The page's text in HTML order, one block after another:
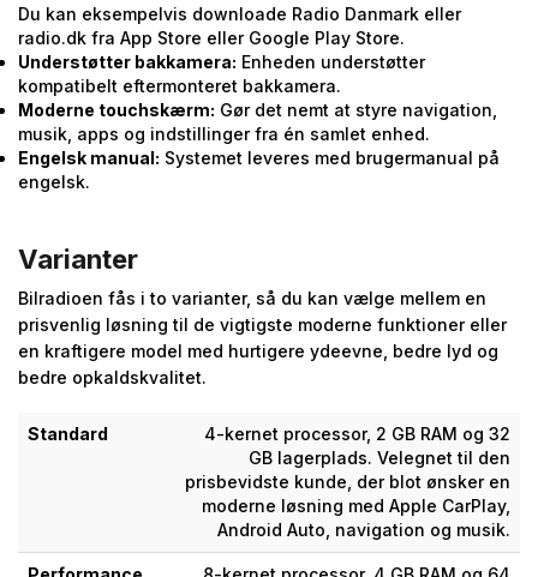
Du kan eksempelvis downloade Radio Danmark eller
radio.dk fra App Store eller Google Play Store.
Understøtter bakkamera: Enheden understøtter
kompatibelt eftermonteret bakkamera.
Moderne touchskærm: Gør det nemt at styre navigation,
musik, apps og indstillinger fra én samlet enhed.
Engelsk manual: Systemet leveres med brugermanual på
engelsk.
Varianter
Bilradioen fås i to varianter, så du kan vælge mellem en
prisvenlig løsning til de vigtigste moderne funktioner eller
en kraftigere model med hurtigere ydeevne, bedre lyd og
bedre opkaldskvalitet.
Standard
4-kernet processor, 2 GB RAM og 32
GB lagerplads. Velegnet til den
prisbevidste kunde, der blot ønsker en
moderne løsning med Apple CarPlay,
Android Auto, navigation og musik.